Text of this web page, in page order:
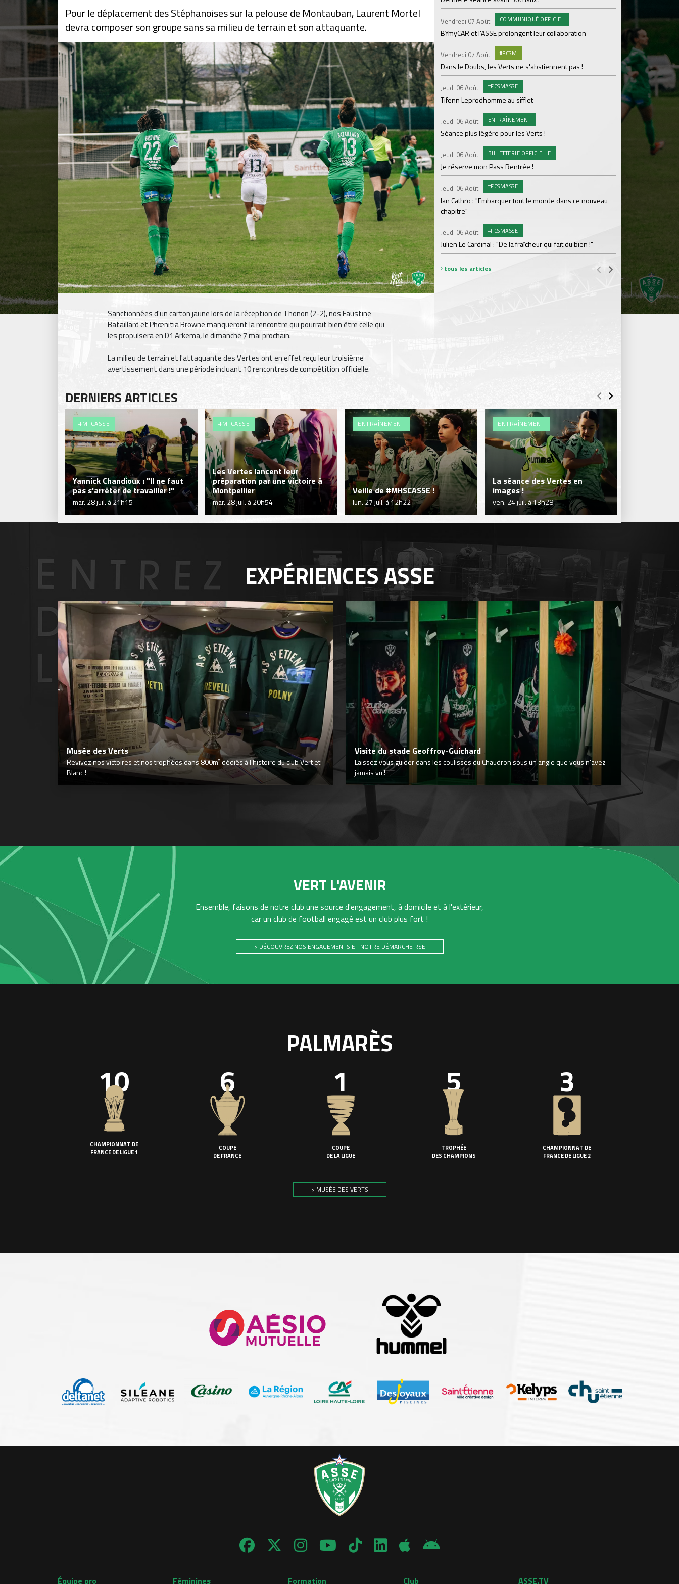
Pour le déplacement des Stéphanoises sur la pelouse de Montauban, Laurent Mortel
devra composer son groupe sans sa milieu de terrain et son attaquante.
Sanctionnées d'un carton jaune lors de la réception de Thonon (2-2), nos Faustine
Bataillard et Phœnitia Browne manqueront la rencontre qui pourrait bien être celle qui
les propulsera en D1 Arkema, le dimanche 7 mai prochain.
La milieu de terrain et l'attaquante des Vertes ont en effet reçu leur troisième
avertissement dans une période incluant 10 rencontres de compétition officielle.
Vendredi 07 Août COMMUNIQUÉ OFFICIEL
BYmyCAR et l'ASSE prolongent leur collaboration
Vendredi 07 Août #FCSM
Dans le Doubs, les Verts ne s'abstiennent pas !
Jeudi 06 Août #FCSMASSE
Tifenn Leprodhomme au sifflet
Jeudi 06 Août ENTRAÎNEMENT
Séance plus légère pour les Verts !
Jeudi 06 Août BILLETTERIE OFFICIELLE
Je réserve mon Pass Rentrée !
Jeudi 06 Août #FCSMASSE
Ian Cathro : "Embarquer tout le monde dans ce nouveau
chapitre"
Jeudi 06 Août #FCSMASSE
Julien Le Cardinal : "De la fraîcheur qui fait du bien !"
Mardi 04 Août
Dans les coulisses
Mardi 04 Août
Les backstages du
Lundi 03 Août
Les Verts sur le
Ploufragan
Lundi 03 Août
Le programme de
tous les articles
DERNIERS ARTICLES
#MFCASSE
Yannick Chandioux : "Il ne faut
pas s'arrêter de travailler !"
mar. 28 juil. à 21h15
#MFCASSE
Les Vertes lancent leur
préparation par une victoire à
Montpellier
mar. 28 juil. à 20h54
ENTRAÎNEMENT
Veille de #MHSCASSE !
lun. 27 juil. à 12h22
ENTRAÎNEMENT
La séance des Vertes en
images !
ven. 24 juil. à 13h28
EXPÉRIENCESASSE
Musée des Verts
Revivez nos victoires et nos trophées dans 800m² dédiés à l’histoire du club Vert et
Blanc !
Visite du stade Geoffroy-Guichard
Laissez vous guider dans les coulisses du Chaudron sous un angle que vous n’avez
jamais vu !
VERT L'AVENIR
Ensemble, faisons de notre club une source d'engagement, à domicile et à l'extérieur,
car un club de football engagé est un club plus fort !
> DÉCOUVREZ NOS ENGAGEMENTS ET NOTRE DÉMARCHE RSE
PALMARÈS
10
CHAMPIONNAT DE
FRANCE DE LIGUE 1
6
COUPE
DE FRANCE
1
COUPE
DE LA LIGUE
5
TROPHÉE
DES CHAMPIONS
3
CHAMPIONNAT DE
FRANCE DE LIGUE 2
> MUSÉE DES VERTS
Équipe pro Féminines Formation Club ASSE.TV